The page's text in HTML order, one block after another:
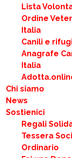
Lista
Ordine
Italia
Canili e
Anagrafe
Italia
Chi siamo
News
Sostienici
Regali
Tessera
Ordinario